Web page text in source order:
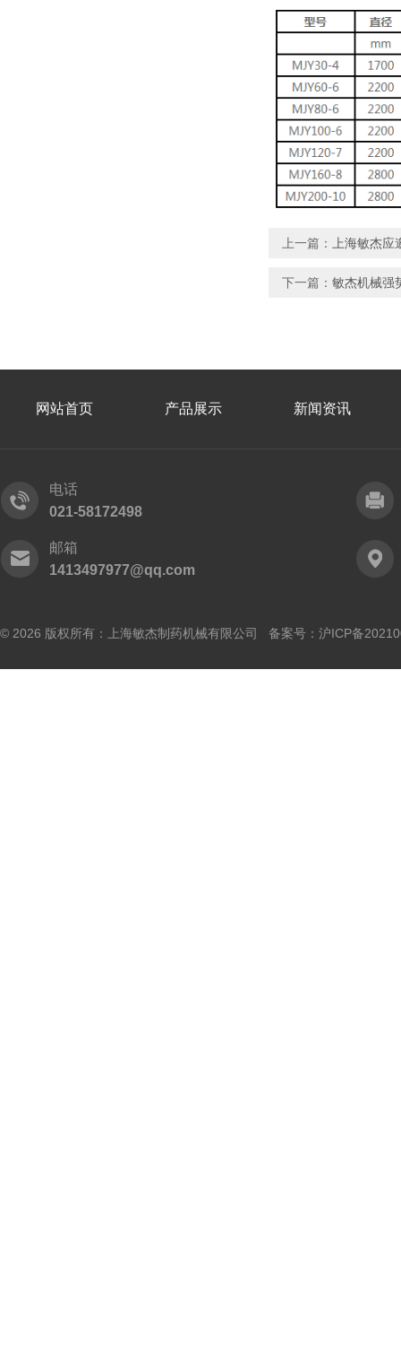
上一篇： 上海敏杰
下一篇： 敏杰机械强
网站首页 产品展示 新闻资讯
电话
021-58172498
邮箱
1413497977@qq.com
© 2026 版权所有：上海敏杰制药机械有限公司 备案号： 沪ICP备